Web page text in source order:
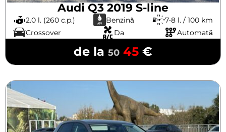
Audi Q3 2019 S-line
2.0 l. (260 c.p.) Benzină
7-8 l. / 100 km
Crossover
Da Automată
de la 50 45 €